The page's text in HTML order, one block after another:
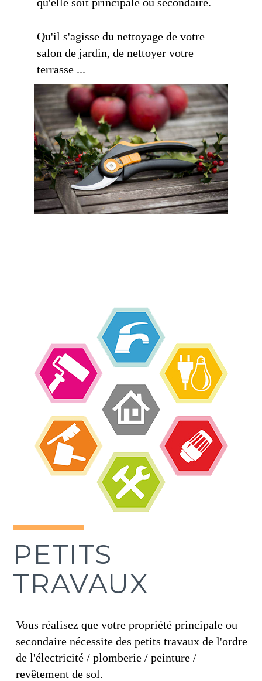
Qu'il s'agisse du nettoyage de votre
salon de jardin, de nettoyer votre
terrasse ...
PETITS
TRAVAUX
Vous réalisez que votre propriété principale ou
secondaire nécessite des petits travaux de l'ordre
de l'électricité / plomberie / peinture /
revêtement de sol.